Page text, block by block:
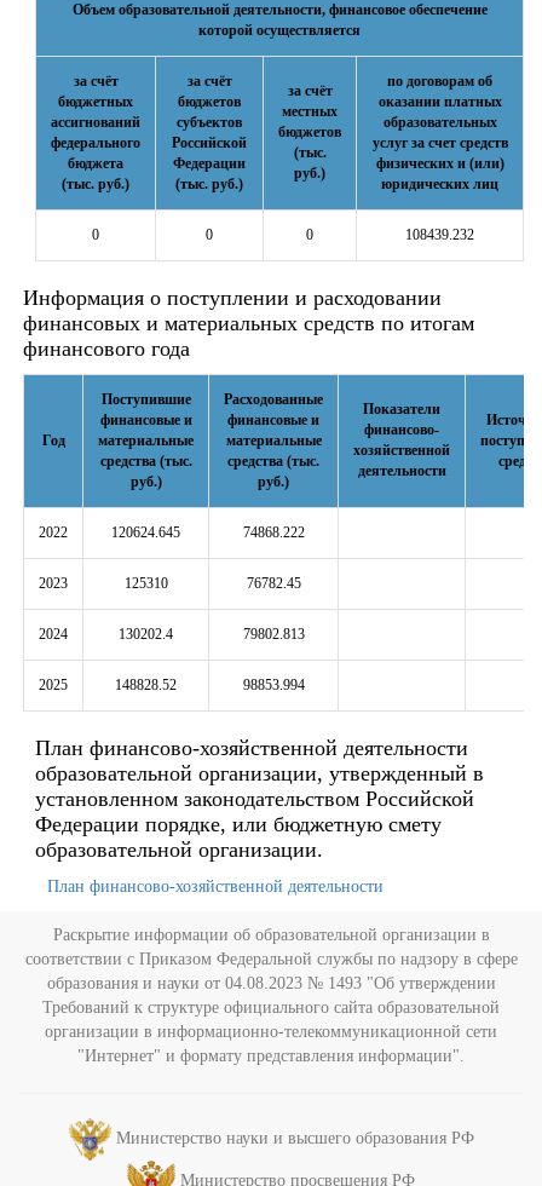
Объем образовательной деятельности, финансовое обеспечение
которой осуществляется
за счёт
бюджетных
ассигнований
федерального
бюджета
(тыс. руб.)
за счёт
бюджетов
субъектов
Российской
Федерации
(тыс. руб.)
за счёт
местных
бюджетов
(тыс.
руб.)
по договорам об
оказании платных
образовательных
услуг за счет средств
физических и (или)
юридических лиц
0 0 0 108439.232
Информация о поступлении и расходовании
финансовых и материальных средств по итогам
финансового года
Год
Поступившие
финансовые и
материальные
средства (тыс.
руб.)
Расходованные
финансовые и
материальные
средства (тыс.
руб.)
Показатели
финансово-
хозяйственной
деятельности
2022 120624.645 74868.222
2023 125310 76782.45
2024 130202.4 79802.813
2025 148828.52 98853.994
План финансово-хозяйственной деятельности
образовательной организации, утвержденный в
установленном законодательством Российской
Федерации порядке, или бюджетную смету
образовательной организации.
План финансово-хозяйственной деятельности
Раскрытие информации об образовательной организации в
соответствии с Приказом Федеральной службы по надзору в сфере
образования и науки от 04.08.2023 № 1493 "Об утверждении
Требований к структуре официального сайта образовательной
организации в информационно-телекоммуникационной сети
"Интернет" и формату представления информации".
Министерство науки и высшего образования РФ
Министерство просвещения РФ